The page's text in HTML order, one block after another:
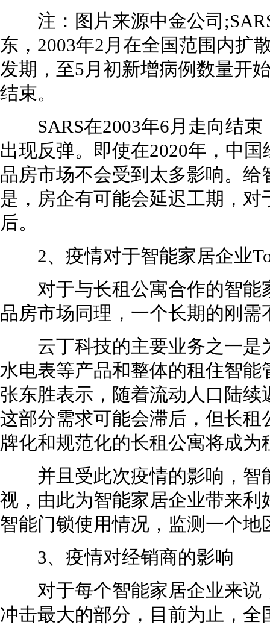
注：图片来源中金公司
东，2003年2月在全国范围内扩
发期，至5月初新增病例数量开
结束。
SARS在2003年6月走向结束
出现反弹。即使在2020年，中
品房市场不会受到太多影响。
是，房企有可能会延迟工期，
后。
2、疫情对于智能家居企业
对于与长租公寓合作的智能
品房市场同理，一个长期的刚
云丁科技的主要业务之一是
水电表等产品和整体的租住智
张东胜表示，随着流动人口陆
这部分需求可能会滞后，但长
牌化和规范化的长租公寓将成为
并且受此次疫情的影响，智
视，由此为智能家居企业带来
智能门锁使用情况，监测一个
3、疫情对经销商的影响
对于每个智能家居企业来说
冲击最大的部分，目前为止，